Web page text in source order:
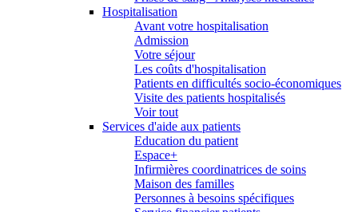
Hospitalisation
Avant votre hospitalisation
Admission
Votre séjour
Les coûts d'hospitalisation
Patients en difficultés socio-économiques
Visite des patients hospitalisés
Voir tout
Services d'aide aux patients
Education du patient
Espace+
Infirmières coordinatrices de soins
Maison des familles
Personnes à besoins spécifiques